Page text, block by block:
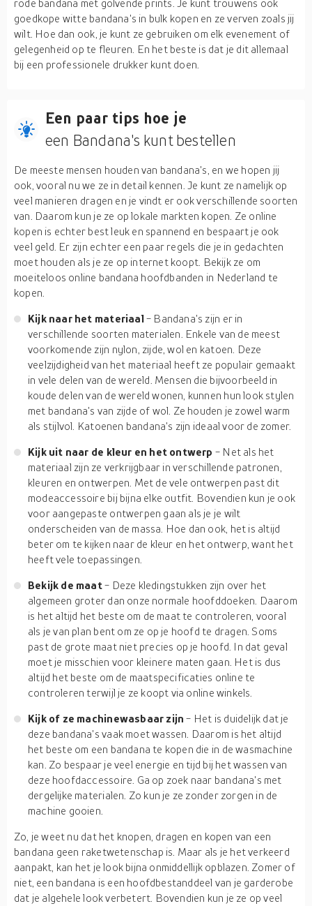
rode bandana met golvende prints. Je kunt trouwens ook
goedkope witte bandana's in bulk kopen en ze verven zoals jij
wilt. Hoe dan ook, je kunt ze gebruiken om elk evenement of
gelegenheid op te fleuren. En het beste is dat je dit allemaal
bij een professionele drukker kunt doen.
Een paar tips hoe je
een Bandana's kunt bestellen
De meeste mensen houden van bandana's, en we hopen jij
ook, vooral nu we ze in detail kennen. Je kunt ze namelijk op
veel manieren dragen en je vindt er ook verschillende soorten
van. Daarom kun je ze op lokale markten kopen. Ze online
kopen is echter best leuk en spannend en bespaart je ook
veel geld. Er zijn echter een paar regels die je in gedachten
moet houden als je ze op internet koopt. Bekijk ze om
moeiteloos online bandana hoofdbanden in Nederland te
kopen.
Kijk naar het materiaal- Bandana's zijn er in
verschillende soorten materialen. Enkele van de meest
voorkomende zijn nylon, zijde, wol en katoen. Deze
veelzijdigheid van het materiaal heeft ze populair gemaakt
in vele delen van de wereld. Mensen die bijvoorbeeld in
koude delen van de wereld wonen, kunnen hun look stylen
met bandana's van zijde of wol. Ze houden je zowel warm
als stijlvol. Katoenen bandana's zijn ideaal voor de zomer.
Kijk uit naar de kleur en het ontwerp - Net als het
materiaal zijn ze verkrijgbaar in verschillende patronen,
kleuren en ontwerpen. Met de vele ontwerpen past dit
modeaccessoire bij bijna elke outfit. Bovendien kun je ook
voor aangepaste ontwerpen gaan als je je wilt
onderscheiden van de massa. Hoe dan ook, het is altijd
beter om te kijken naar de kleur en het ontwerp, want het
heeft vele toepassingen.
Bekijk de maat- Deze kledingstukken zijn over het
algemeen groter dan onze normale hoofddoeken. Daarom
is het altijd het beste om de maat te controleren, vooral
als je van plan bent om ze op je hoofd te dragen. Soms
past de grote maat niet precies op je hoofd. In dat geval
moet je misschien voor kleinere maten gaan. Het is dus
altijd het beste om de maatspecificaties online te
controleren terwijl je ze koopt via online winkels.
Kijk of ze machinewasbaar zijn- Het is duidelijk dat je
deze bandana's vaak moet wassen. Daarom is het altijd
het beste om een bandana te kopen die in de wasmachine
kan. Zo bespaar je veel energie en tijd bij het wassen van
deze hoofdaccessoire. Ga op zoek naar bandana's met
dergelijke materialen. Zo kun je ze zonder zorgen in de
machine gooien.
Zo, je weet nu dat het knopen, dragen en kopen van een
bandana geen raketwetenschap is. Maar als je het verkeerd
aanpakt, kan het je look bijna onmiddellijk opblazen. Zomer of
niet, een bandana is een hoofdbestanddeel van je garderobe
dat je algehele look verbetert. Bovendien kun je ze op veel